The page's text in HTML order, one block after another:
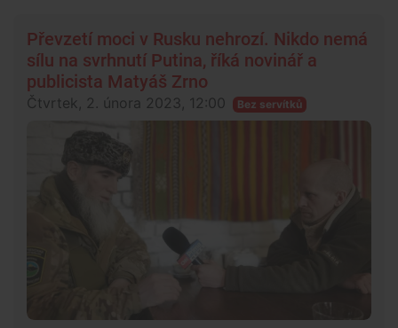
Převzetí moci v Rusku nehrozí. Nikdo nemá
sílu na svrhnutí Putina, říká novinář a
publicista Matyáš Zrno
Čtvrtek, 2. února 2023, 12:00 Bez servítků